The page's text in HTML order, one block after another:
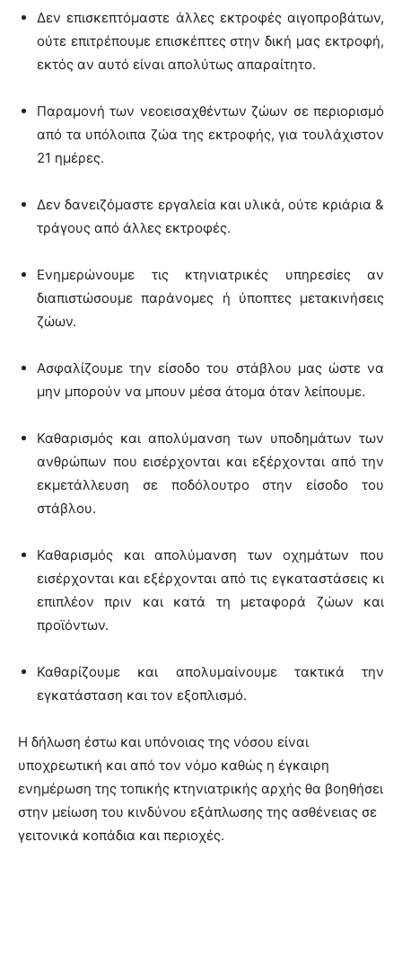
Δεν επισκεπτόμαστε άλλες εκτροφές αιγοπροβάτων,
ούτε επιτρέπουμε επισκέπτες στην δική μας εκτροφή,
εκτός αν αυτό είναι απολύτως απαραίτητο.
Παραμονή των νεοεισαχθέντων ζώων σε περιορισμό
από τα υπόλοιπα ζώα της εκτροφής, για τουλάχιστον
21 ημέρες.
Δεν δανειζόμαστε εργαλεία και υλικά, ούτε κριάρια &
τράγους από άλλες εκτροφές.
Ενημερώνουμε τις κτηνιατρικές υπηρεσίες αν
διαπιστώσουμε παράνομες ή ύποπτες μετακινήσεις
ζώων.
Ασφαλίζουμε την είσοδο του στάβλου μας ώστε να
μην μπορούν να μπουν μέσα άτομα όταν λείπουμε.
Καθαρισμός και απολύμανση των υποδημάτων των
ανθρώπων που εισέρχονται και εξέρχονται από την
εκμετάλλευση σε ποδόλουτρο στην είσοδο του
στάβλου.
Καθαρισμός και απολύμανση των οχημάτων που
εισέρχονται και εξέρχονται από τις εγκαταστάσεις κι
επιπλέον πριν και κατά τη μεταφορά ζώων και
προϊόντων.
Καθαρίζουμε και απολυμαίνουμε τακτικά την
εγκατάσταση και τον εξοπλισμό.
Η δήλωση έστω και υπόνοιας της νόσου είναι
υποχρεωτική και από τον νόμο καθώς η έγκαιρη
ενημέρωση της τοπικής κτηνιατρικής αρχής θα βοηθήσει
στην μείωση του κινδύνου εξάπλωσης της ασθένειας σε
γειτονικά κοπάδια και περιοχές.